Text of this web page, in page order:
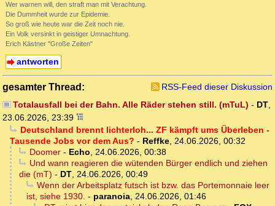
Wer warnen will, den straft man mit Verachtung.
Die Dummheit wurde zur Epidemie.
So groß wie heute war die Zeit noch nie.
Ein Volk versinkt in geistiger Umnachtung.
Erich Kästner "Große Zeiten"
antworten
gesamter Thread:
RSS-Feed dieser Diskussion
Totalausfall bei der Bahn. Alle Räder stehen still. (mTuL) - DT,
23.06.2026, 23:39
Deutschland brennt lichterloh... ZF kämpft ums Überleben -
Tausende Jobs vor dem Aus? - Reffke, 24.06.2026, 00:32
Doomer- Echo, 24.06.2026, 00:38
Und wann reagieren die wütenden Bürger endlich und ziehen
die (mT) - DT, 24.06.2026, 00:49
Wenn der Arbeitsplatz futsch ist bzw. das Portemonnaie leer
ist, siehe 1930. - paranoia, 24.06.2026, 01:46